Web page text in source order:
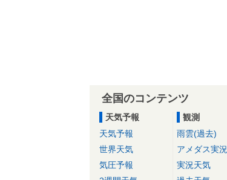
全国のコンテンツ
天気予報
天気予報
世界天気
気圧予報
観測
雨雲(過去)
アメダス実況
実況天気